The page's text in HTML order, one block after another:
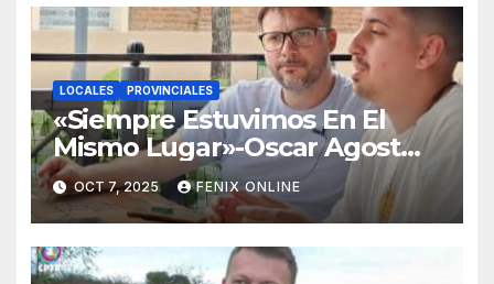
LOCALES PROVINCIALES
«Siempre Estuvimos En El
Mismo Lugar»-Oscar Agost
Carreño-
OCT 7, 2025 FENIX ONLINE